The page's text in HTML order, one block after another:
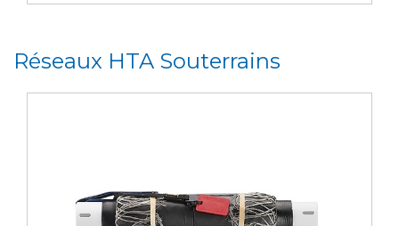
Réseaux HTA Souterrains